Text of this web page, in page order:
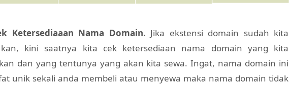
Ketersediaaan Nama Domain. Jika ekstensi domain sudah kita
kini saatnya kita cek ketersediaan nama domain yang kita
dan yang tentunya yang akan kita sewa. Ingat, nama domain ini
unik sekali anda membeli atau menyewa maka nama domain tidak